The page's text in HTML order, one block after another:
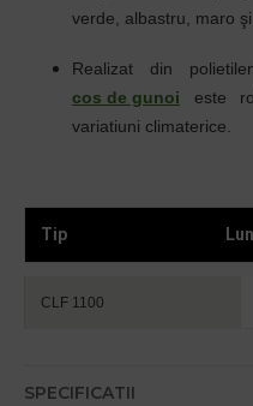
verde, albastru, maro şi
Realizat din
cos de gunoi este
variatiuni climaterice.
Tip
CLF 1100
SPECIFICATII